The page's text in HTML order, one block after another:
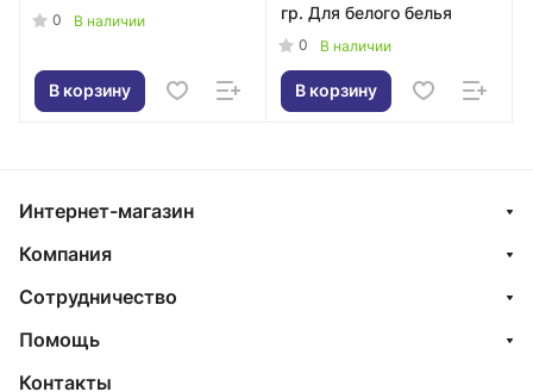
0 В наличии
В корзину
гр. Для белого белья
0 В наличии
В корзину
Интернет-магазин
Компания
Сотрудничество
Помощь
Контакты